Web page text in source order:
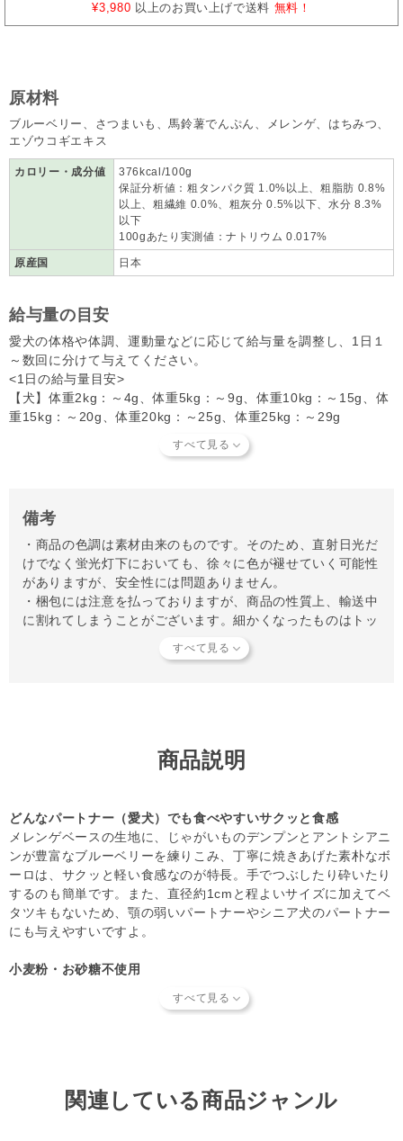
¥3,980 以上のお買い上げで送料 無料！
原材料
ブルーベリー、さつまいも、馬鈴薯でんぷん、メレンゲ、はちみつ、
エゾウコギエキス
カロリー・成分値
376kcal/100g
保証分析値：粗タンパク質 1.0%以上、粗脂肪 0.8%
以上、粗繊維 0.0%、粗灰分 0.5%以下、水分 8.3%
以下
100gあたり実測値：ナトリウム 0.017%
原産国 日本
給与量の目安
愛犬の体格や体調、運動量などに応じて給与量を調整し、1日１
～数回に分けて与えてください。
<1日の給与量目安>
【犬】体重2kg：～4g、体重5kg：～9g、体重10kg：～15g、体
重15kg：～20g、体重20kg：～25g、体重25kg：～29g
備考
・商品の色調は素材由来のものです。そのため、直射日光だ
けでなく蛍光灯下においても、徐々に色が褪せていく可能性
がありますが、安全性には問題ありません。
・梱包には注意を払っておりますが、商品の性質上、輸送中
に割れてしまうことがございます。細かくなったものはトッ
・直射日光を避けて涼しい場所で保管してください。
ートナーへの安全性を確認できた商品だけを取り扱っていま
商品形状のバラつきや商品導入スタンス
【キャンセルについてご注意】
本商品はご注文タイミングやご注文内容によっては、購入履
歴からのご注文キャンセル、 修正を受け付けることができ
ない場合がございます。
(「発送予定日のお知らせメール」をお送りする前であれ
ば、メール・お電話・ マイページにてご注文をキャンセル
いただけます。）
商品説明
どんなパートナー（愛犬）でも食べやすいサクッと食感
メレンゲベースの生地に、じゃがいものデンプンとアントシアニ
ンが豊富なブルーベリーを練りこみ、丁寧に焼きあげた素朴なボ
ーロは、サクッと軽い食感なのが特長。手でつぶしたり砕いたり
するのも簡単です。また、直径約1cmと程よいサイズに加えてベ
タツキもないため、顎の弱いパートナーやシニア犬のパートナー
にも与えやすいですよ。
小麦粉・お砂糖不使用
ができます。また保存料・着色料・酸化防止剤なども一切使用し
ころころボーロには、他にもたくさんのお味があります。
関連している商品ジャンル